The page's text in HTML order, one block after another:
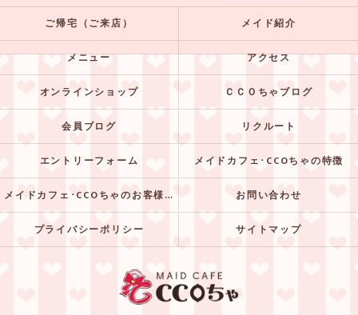
ご帰宅（ご来店） メイド紹介
メニュー アクセス
オンラインショップ ＣＣＯちゃブログ
会員ブログ リクルート
エントリーフォーム メイドカフェ･CCOちゃの特徴
メイドカフェ･CCOちゃのお客様の声 お問い合わせ
プライバシーポリシー サイトマップ